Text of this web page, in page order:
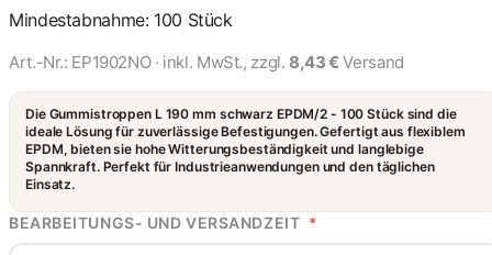
1,15 €
Mindestabnahme: 100 Stück
Art.-Nr.: EP1902NO· inkl. MwSt., zzgl. 8,43 € Versand
Die Gummistroppen L 190 mm schwarz EPDM/2 - 100 Stück sind die
ideale Lösung für zuverlässige Befestigungen. Gefertigt aus flexiblem
EPDM, bieten sie hohe Witterungsbeständigkeit und langlebige
Spannkraft. Perfekt für Industrieanwendungen und den täglichen
Einsatz.
BEARBEITUNGS- UND VERSANDZEIT *